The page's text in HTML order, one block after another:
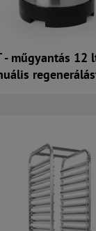
- műgyantás 12
Kosárba